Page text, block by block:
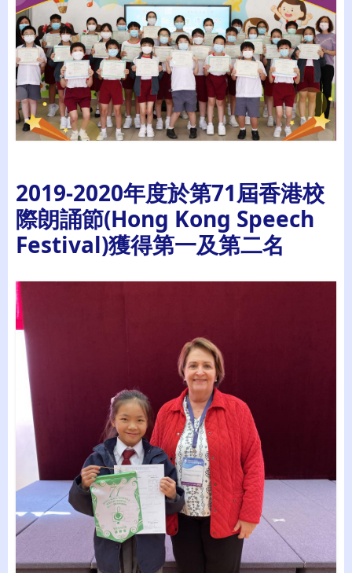
2019-2020年度於第71屆香港校
際朗誦節(Hong Kong Speech
Festival)獲得第一及第二名